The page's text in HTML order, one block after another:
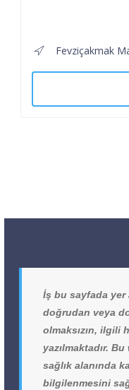
Fevziçakmak
İş bu sayfada
doğrudan veya
olmaksızın, ilgili
yazılmaktadır.
sağlık alanında
bilgilenmesini